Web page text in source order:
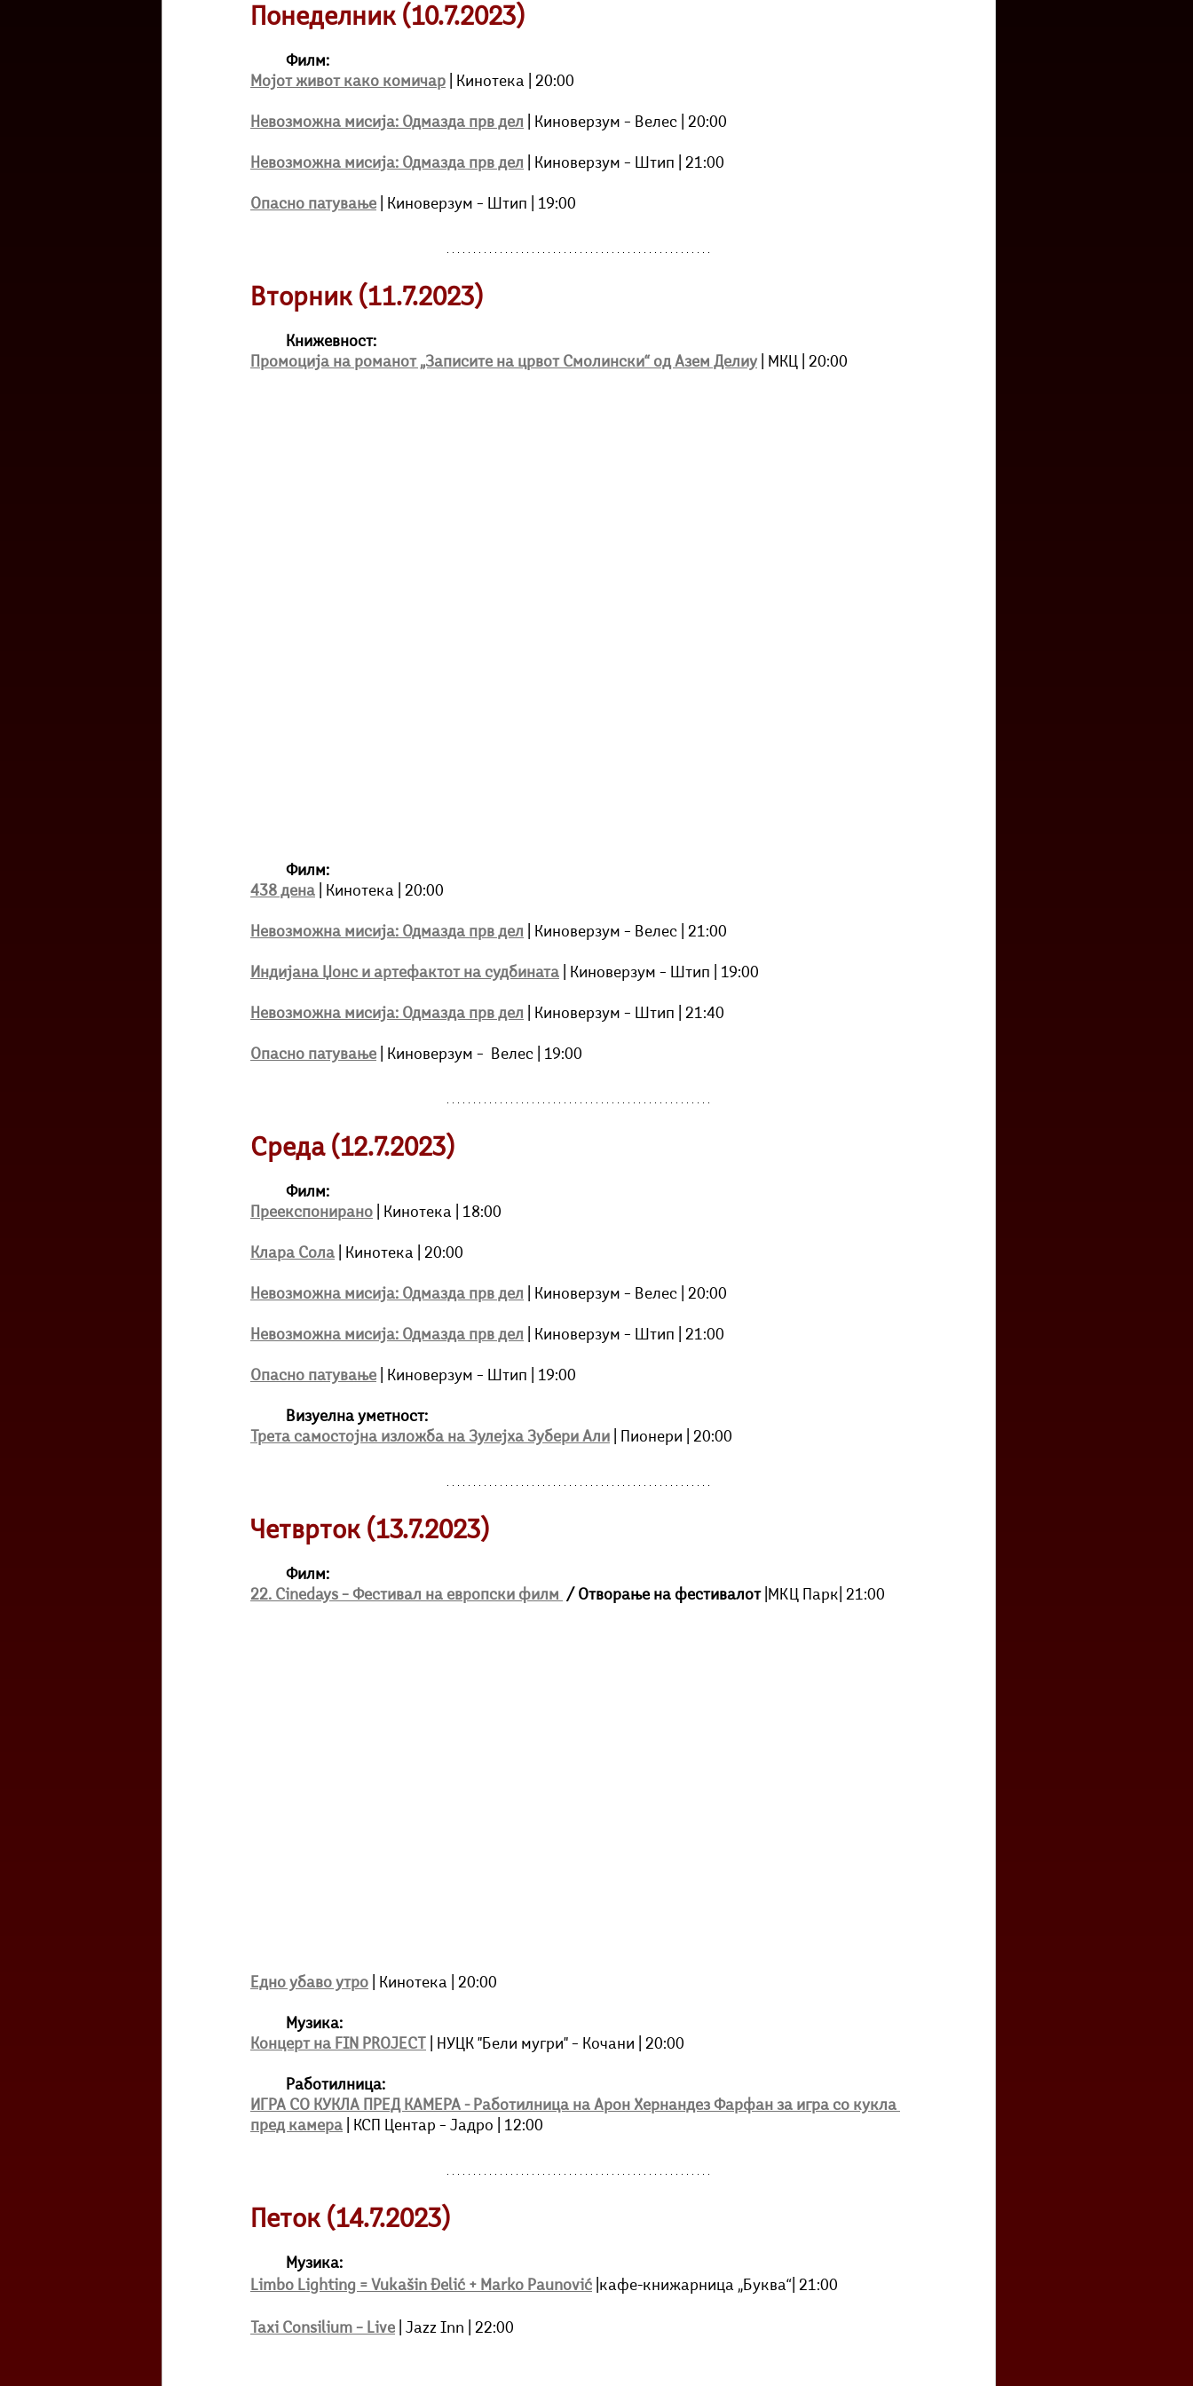
Понеделник (10.7.2023)
Филм:
Мојот живот како комичар
| Кинотека | 20:00
Невозможна мисија: Одмазда прв дел | Киноверзум – Велес | 20:00
Невозможна мисија: Одмазда прв дел | Киноверзум – Штип | 21:00
Опасно патување | Киноверзум – Штип | 19:00
Вторник (11.7.2023)
Книжевност:
Промоција на романот „Записите на црвот Смолински“ од Азем Делиу | МКЦ | 20:00
Филм:
438 дена | Кинотека | 20:00
Невозможна мисија: Одмазда прв дел | Киноверзум – Велес | 21:00
Индијана Џонс и артефактот на судбината | Киноверзум – Штип | 19:00
Невозможна мисија: Одмазда прв дел | Киноверзум – Штип | 21:40
Опасно патување | Киноверзум –  Велес | 19:00
Среда (12.7.2023)
Филм:
Преекспонирано | Кинотека | 18:00
Клара Сола | Кинотека | 20:00
Невозможна мисија: Одмазда прв дел | Киноверзум – Велес | 20:00
Невозможна мисија: Одмазда прв дел | Киноверзум – Штип | 21:00
Опасно патување | Киноверзум – Штип | 19:00
Визуелна уметност:
Трета самостојна изложба на Зулејха Зубери Али | Пионери | 20:00
Четврток (13.7.2023)
Филм:
22. Cinedays – Фестивал на европски филм / Отворање на фестивалот |MKЦ Парк| 21:00
Едно убаво утро | Кинотека | 20:00
Музика:
Концерт на FIN PROJECT
| НУЦК "Бели мугри" – Кочани | 20:00
Работилница:
ИГРА СО КУКЛА ПРЕД КАМЕРА - Работилница на Арон Хернандез Фарфан за игра со кукла
пред камера | КСП Центар – Јадро | 12:00
Петок (14.7.2023)
Музика:
Limbo Lighting = Vukašin Đelić + Marko Paunović |кафе-книжарница „Буква“| 21:00
Taxi Consilium – Live | Jazz Inn | 22:00